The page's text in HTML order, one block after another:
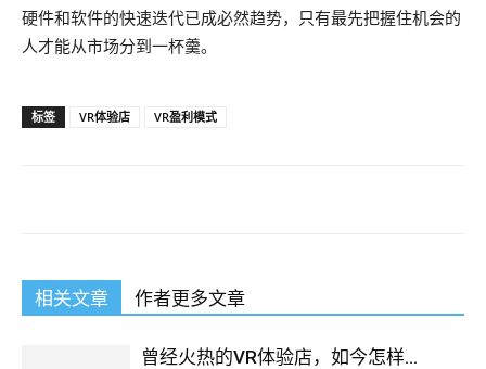
硬件和软件的快速迭代已成必然趋势，只有最先把握住机会的
人才能从市场分到一杯羹。
标签 VR体验店 VR盈利模式
相关文章 作者更多文章
曾经火热的VR体验店，如今怎样...